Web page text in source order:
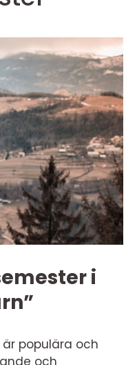
i
populära och
och